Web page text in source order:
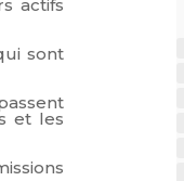
actifs
sont
et les